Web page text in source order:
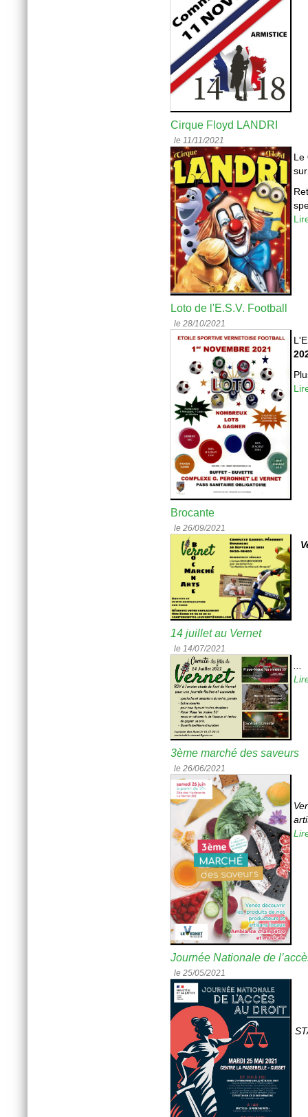
Cirque Floyd LANDRI
le 11/11/2021
Le
Loto de l'E.S.V. Football
le 28/10/2021
Brocante
le 26/09/2021
14 juillet au Vernet
le 14/07/2021
3ème marché des saveurs
le 26/06/2021
Journée Nationale de
le 25/05/2021